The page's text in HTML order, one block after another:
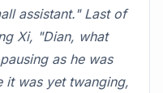
assistant." Last of
Xi, "Dian, what
as he was
it was yet twanging,